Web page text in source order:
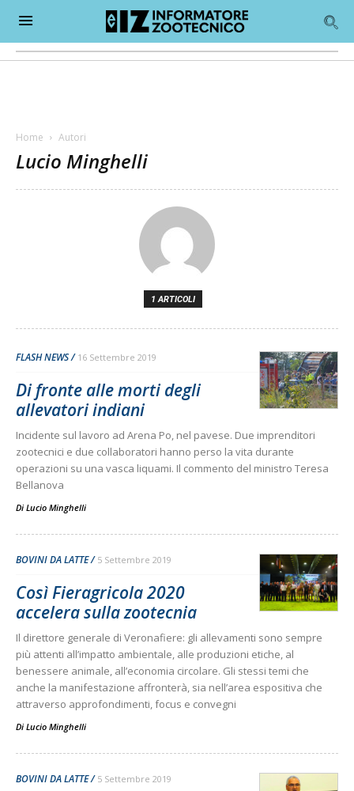
Home Autori
Lucio Minghelli
1 ARTICOLI
FLASH NEWS 16 Settembre 2019
Di fronte alle morti degli
allevatori indiani
Incidente sul lavoro ad Arena Po, nel pavese. Due imprenditori
zootecnici e due collaboratori hanno perso la vita durante
operazioni su una vasca liquami. Il commento del ministro Teresa
Bellanova
Di Lucio Minghelli
BOVINI DA LATTE 5 Settembre 2019
Così Fieragricola 2020
accelera sulla zootecnia
Il direttore generale di Veronafiere: gli allevamenti sono sempre
più attenti all’impatto ambientale, alle produzioni etiche, al
benessere animale, all’economia circolare. Gli stessi temi che
anche la manifestazione affronterà, sia nell’area espositiva che
attraverso approfondimenti, focus e convegni
Di Lucio Minghelli
BOVINI DA LATTE 5 Settembre 2019